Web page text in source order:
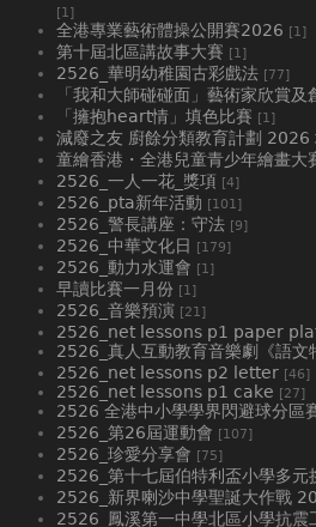
[1]
全港專業藝術體操公開賽2026 [1]
第十屆北區講故事大賽 [1]
2526_華明幼稚園古彩戲法 [77]
「我和大師碰碰面」藝術家欣賞及
「擁抱heart情」填色比賽 [1]
減廢之友 廚餘分類教育計劃 2026
童繪香港・全港兒童青少年繪畫大
2526_一人一花_獎項 [4]
2526_pta新年活動 [101]
2526_警長講座：守法 [9]
2526_中華文化日 [179]
2526_動力水運會 [1]
早讀比賽一月份 [1]
2526_音樂預演 [21]
2526_net lessons p1 paper
2526_真人互動教育音樂劇《語文
2526_net lessons p2 letter [46]
2526_net lessons p1 cake [27]
2526 全港中小學學界閃避球分區
2526_第26屆運動會 [107]
2526_珍愛分享會 [75]
2526_第十七屆伯特利盃小學多元
2526_新界喇沙中學聖誕大作戰
2526_鳳溪第一中學北區小學抗